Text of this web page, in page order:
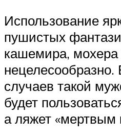
Использование
пушистых
кашемира, мохера
случаев такой
будет
а ляжет «мертвым